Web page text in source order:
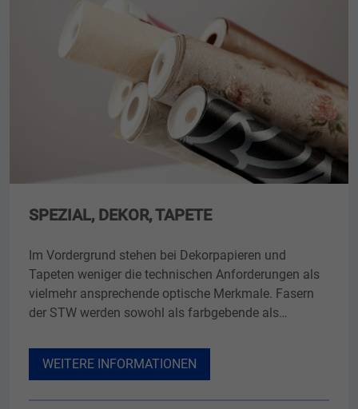
SPEZIAL, DEKOR, TAPETE
Im Vordergrund stehen bei Dekorpapieren und
Tapeten weniger die technischen Anforderungen als
vielmehr ansprechende optische Merkmale. Fasern
der STW werden sowohl als farbgebende als…
WEITERE INFORMATIONEN